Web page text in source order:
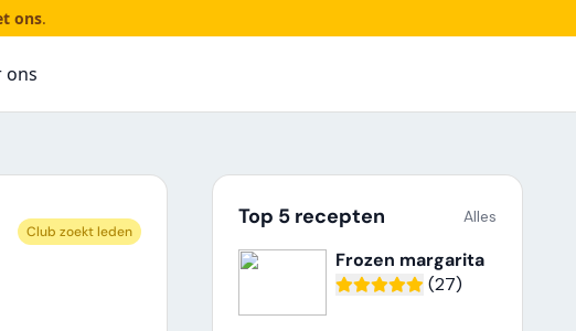
ons.
ons
Club zoekt leden
Top 5 recepten Alles
Frozen margarita
(27)